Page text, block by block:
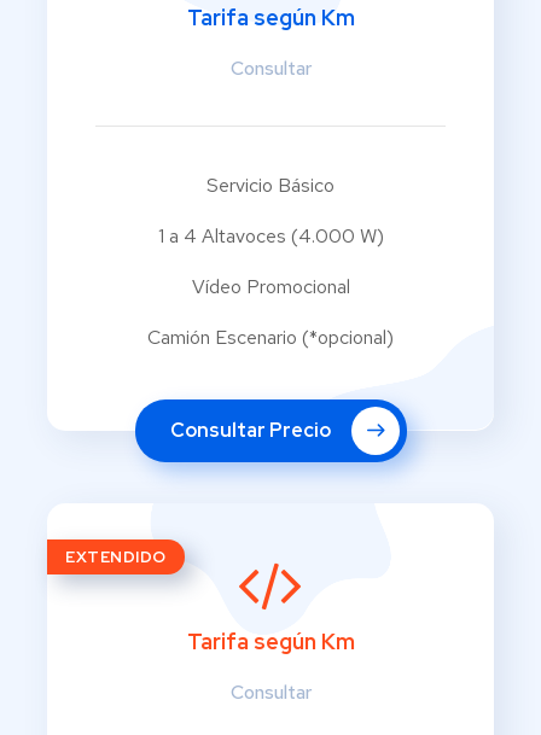
Tarifa según Km
Consultar
Servicio Básico
1 a 4 Altavoces (4.000 W)
Vídeo Promocional
Camión Escenario (*opcional)
Consultar Precio
EXTENDIDO
Tarifa según Km
Consultar